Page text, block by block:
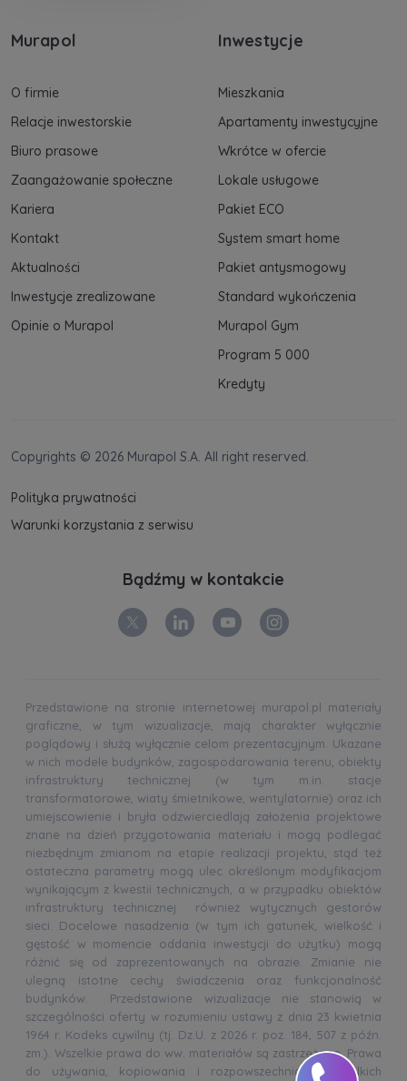
Murapol
O firmie
Relacje inwestorskie
Biuro prasowe
Zaangażowanie społeczne
Kariera
Kontakt
Aktualności
Inwestycje zrealizowane
Opinie o Murapol
Inwestycje
Mieszkania
Apartamenty inwestycyjne
Wkrótce w ofercie
Lokale usługowe
Pakiet ECO
System smart home
Pakiet antysmogowy
Standard wykończenia
Murapol Gym
Program 5 000
Kredyty
Copyrights © 2026 Murapol S.A. All right reserved.
Polityka prywatności
Warunki korzystania z serwisu
Bądźmy w kontakcie
Przedstawione na stronie internetowej murapol.pl materiały
graficzne, w tym wizualizacje, mają charakter wyłącznie
poglądowy i służą wyłącznie celom prezentacyjnym. Ukazane
w nich modele budynków, zagospodarowania terenu, obiekty
infrastruktury technicznej (w tym m.in. stacje
transformatorowe, wiaty śmietnikowe, wentylatornie) oraz ich
umiejscowienie i bryła odzwierciedlają założenia projektowe
znane na dzień przygotowania materiału i mogą podlegać
niezbędnym zmianom na etapie realizacji projektu, stąd też
ostateczna parametry mogą ulec określonym modyfikacjom
wynikającym z kwestii technicznych, a w przypadku obiektów
infrastruktury technicznej również wytycznych gestorów
sieci. Docelowe nasadzenia (w tym ich gatunek, wielkość i
gęstość w momencie oddania inwestycji do użytku) mogą
różnić się od zaprezentowanych na obrazie. Zmianie nie
ulegną istotne cechy świadczenia oraz funkcjonalność
budynków. Przedstawione wizualizacje nie stanowią w
szczególności oferty w rozumieniu ustawy z dnia 23 kwietnia
1964 r. Kodeks cywilny (tj. Dz.U. z 2026 r. poz. 184, 507 z późn.
zm.). Wszelkie prawa do ww. materiałów są zastrzeżone. Prawa
do używania, kopiowania i rozpowszechniania wszelkich